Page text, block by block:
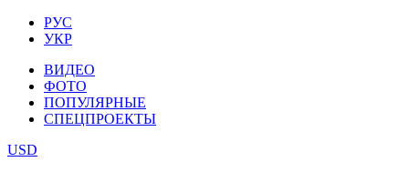
РУС
УКР
ВИДЕО
ФОТО
ПОПУЛЯРНЫЕ
СПЕЦПРОЕКТЫ
USD